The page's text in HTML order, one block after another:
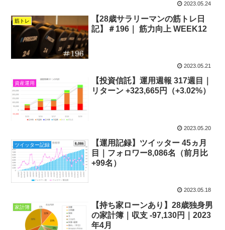
2023.05.24
筋トレ
【28歳サラリーマンの筋トレ日
記】＃196｜ 筋力向上 WEEK12
2023.05.21
資産運用
【投資信託】運用週報 317週目｜
リターン +323,665円（+3.02%）
2023.05.20
ツイッター記録
【運用記録】ツイッター 45ヵ月
目｜フォロワー8,086名（前月比
+99名）
2023.05.18
家計簿
【持ち家ローンあり】28歳独身男
の家計簿｜収支 -97,130円｜2023
年4月